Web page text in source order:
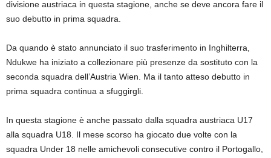
divisione austriaca in questa stagione, anche se deve ancora fare il
suo debutto in prima squadra.
Da quando è stato annunciato il suo trasferimento in Inghilterra,
Ndukwe ha iniziato a collezionare più presenze da sostituto con la
seconda squadra dell’Austria Wien. Ma il tanto atteso debutto in
prima squadra continua a sfuggirgli.
In questa stagione è anche passato dalla squadra austriaca U17
alla squadra U18. Il mese scorso ha giocato due volte con la
squadra Under 18 nelle amichevoli consecutive contro il Portogallo,